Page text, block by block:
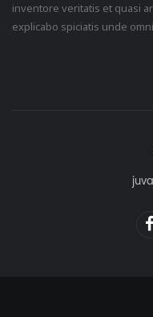
inventore veritatis et quasi
explicabo spiciatis unde